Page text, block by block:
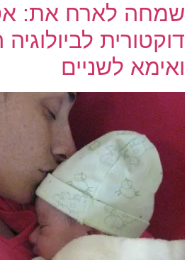
שמחה לארח את:
דוקטורית
ואימא לשניים